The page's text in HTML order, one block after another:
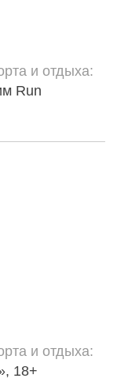
и отдыха
Run
и отдыха
18+